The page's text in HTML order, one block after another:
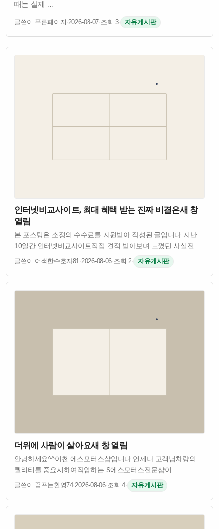
때는 실제 …
글쓴이 푸른페이지 ·2026-08-07·조회 3· 자유게시판
인터넷비교사이트, 최대 혜택 받는 진짜 비결은새 창
열림
본 포스팅은 소정의 수수료를 지원받아 작성된 글입니다.지난
10일간 인터넷비교사이트직접 견적 받아보며 느꼈던 사실​전국
어디서 신청하든인터넷 티비 요금은 동일했습니다.​▼ 업계
전문가만 아는사기 업체를 피하는 핵심 꿀팁 영상다만 현금지원
혜택는 업체에 따라서최대 20만…
글쓴이 어색한수호자81·2026-08-06·조회 2· 자유게시판
더위에 사람이 살아요새 창 열림
안녕하세요^^이천 에스모터스샵입니다.언제나 고객님차량의
퀄리티를 중요시하여작업하는 S에스모터스전문샵이
되겠습니다.기아 KA4카니발4세대형 차량에 사이드스텝제품중
GSC북미형사이드스텝제품을 설치시공하기위해 저희
에스모터스샵에 예약후 지정한날짜에 방문해주었습니다.기아
4세…
글쓴이 꿈꾸는환영74·2026-08-06·조회 4· 자유게시판